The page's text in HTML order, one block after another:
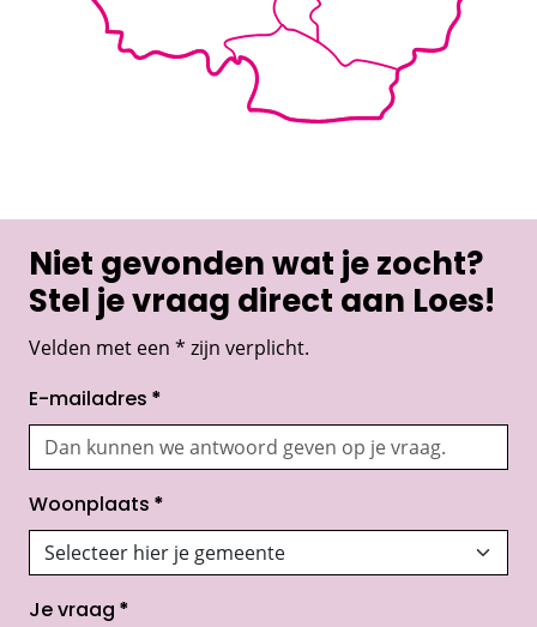
Niet gevonden wat je zocht?
Stel je vraag direct aan Loes!
Velden met een * zijn verplicht.
E-mailadres *
Woonplaats *
Je vraag *